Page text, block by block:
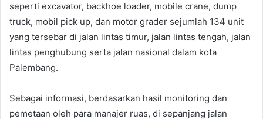
seperti excavator, backhoe loader, mobile crane, dump
truck, mobil pick up, dan motor grader sejumlah 134 unit
yang tersebar di jalan lintas timur, jalan lintas tengah, jalan
lintas penghubung serta jalan nasional dalam kota
Palembang.
Sebagai informasi, berdasarkan hasil monitoring dan
pemetaan oleh para manajer ruas, di sepanjang jalan